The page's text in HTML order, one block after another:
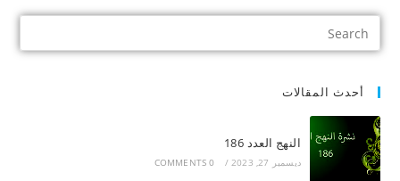
أحدث المقالات
النهج العدد 186
ديسمبر 27, 2023 /
0 COMMENTS